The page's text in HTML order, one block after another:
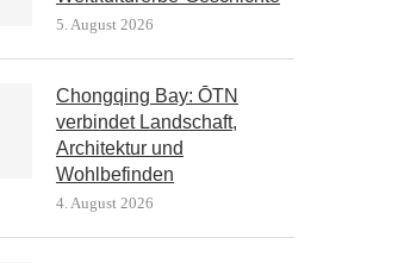
5. August 2026
Chongqing Bay: ŌTN
verbindet Landschaft,
Architektur und
Wohlbefinden
4. August 2026